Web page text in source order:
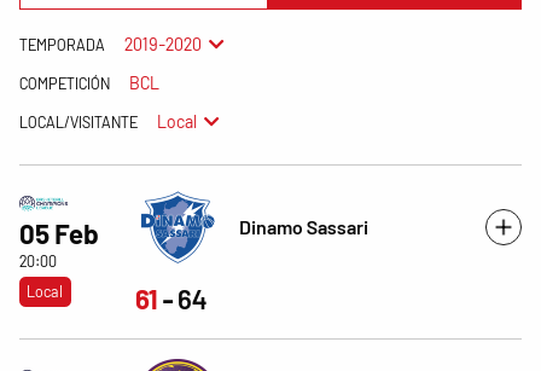
TEMPORADA 2019-2020
COMPETICIÓN BCL
LOCAL/VISITANTE Local
05 Feb
20:00
Local
Dinamo Sassari
61 64